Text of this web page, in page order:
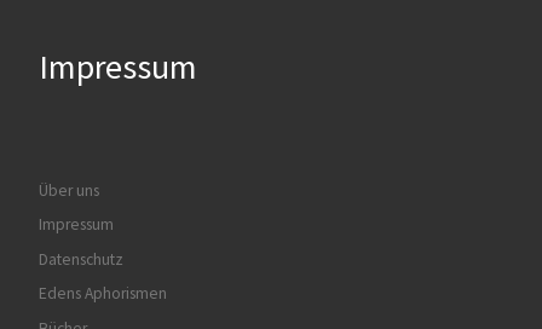
Impressum
Über uns
Impressum
Datenschutz
Edens Aphorismen